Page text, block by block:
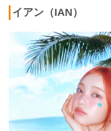
イアン（IAN）